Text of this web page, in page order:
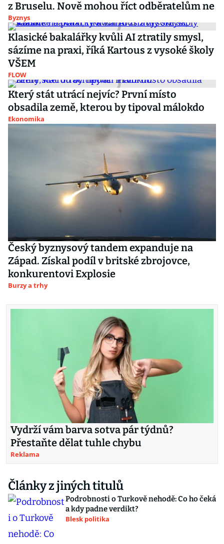
z Bruselu. Nově mohou říct odběratelům ne
Byznys
Klasické bakalářky kvůli AI ztratily smysl,
sázíme na praxi, říká Kartous z vysoké školy
VŠEM
FLOW
Který stát utrácí nejvíc? První místo
obsadila země, kterou by tipoval málokdo
Ekonomika
Český byznysový tandem expanduje na
Západ. Získal podíl v britské zbrojovce,
konkurentovi Explosie
Burzy a trhy
Vydrží vám barva sotva pár týdnů?
Přestaňte dělat tuhle chybu
Reklama
Články z jiných titulů
Podrobnosti o Turkově nehodě: Co ho čeká
a kdy padne verdikt?
Blesk politika